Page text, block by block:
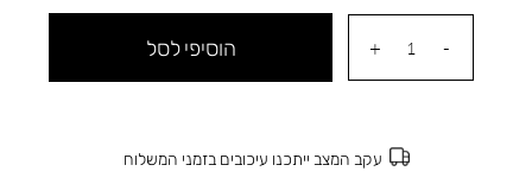
הוסיפי לסל
עקב המצב ייתכנו עיכובים בזמני המשלוח